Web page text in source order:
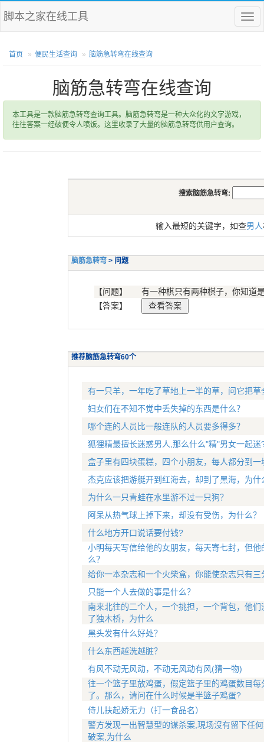
菜
单
脚本之家在线工具
首页 便民生活查询 脑筋急转弯在线查询
脑筋急转弯在线查询
本工具是一款脑筋急转弯查询工具。脑筋急转弯是一种大众化的文字游戏，
往往答案一经破便令人喷饭。这里收录了大量的脑筋急转弯供用户查询。
搜索脑筋急转弯:
输入最短的关键字，如查男人
脑筋急转弯 > 问题
【问题】
有一种棋只有两种棋子，你知道
【答案】
推荐脑筋急转弯60个
有一只羊，一年吃了草地上一半的草，问它把
妇女们在不知不觉中丢失掉的东西是什么？
哪个连的人员比一般连队的人员要多得多？
狐狸精最擅长迷惑男人,那么什么"精"男女一起迷
盒子里有四块蛋糕，四个小朋友，每人都分到
杰克应该把游艇开到红海去，却到了黑海，为什
为什么一只青蛙在水里游不过一只狗？
阿呆从热气球上掉下来，却没有受伤，为什么？
什么地方开口说话要付钱?
小明每天写信给他的女朋友，每天寄七封，但
么？
给你一本杂志和一个火柴盒，你能使杂志只有
只能一个人去做的事是什么？
南来北往的二个人，一个挑担，一个背包，他
了独木桥，为什么
黑头发有什么好处？
什么东西越洗越脏？
有风不动无风动，不动无风动有风(猜一物)
往一个篮子里放鸡蛋，假定篮子里的鸡蛋数目
了。那么，请问在什么时候是半篮子鸡蛋?
侍儿扶起娇无力（打一食品名）
警方发现一出智慧型的谋杀案,現场沒有留下任
破案,为什么